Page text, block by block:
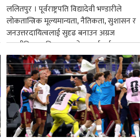
ललितपुर । पूर्वराष्ट्रपति विद्यादेवी भण्डारीले
लोकतान्त्रिक मूल्यमान्यता, नैतिकता, सुशासन र
जनउत्तरदायित्वलाई सुदृढ बनाउन अग्रज
राजनीतिक व्यक्तित्वहरूको आदर्शलाई आत्मसात्
गर्न आवश्यक...